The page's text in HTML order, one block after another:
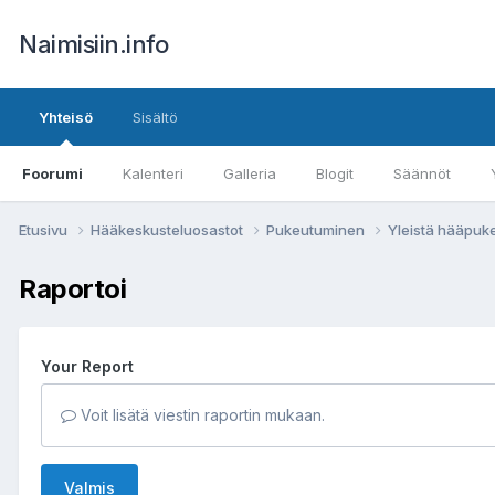
Naimisiin.info
Yhteisö
Foorumi Kalenteri Galleria Blogit Säännöt
Sisältö
Etusivu Hääkeskusteluosastot Pukeutuminen Yleistä
Raportoi
Your Report
Voit lisätä viestin raportin mukaan.
Valmis